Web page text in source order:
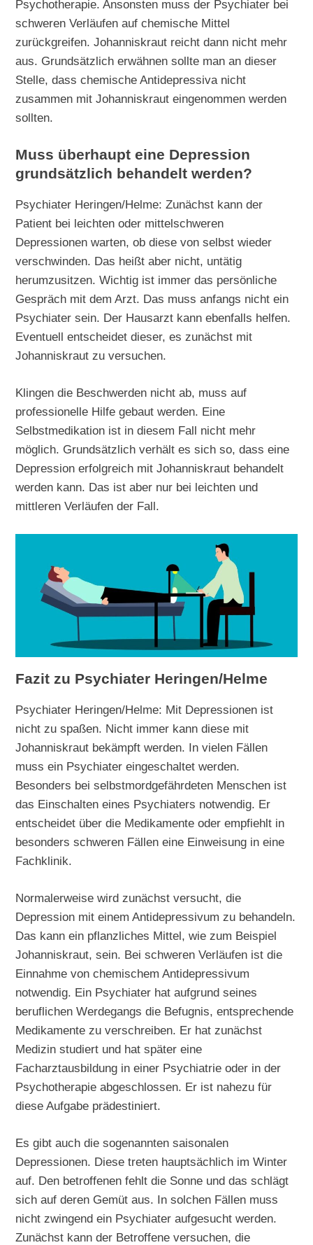
Psychotherapie. Ansonsten muss der Psychiater bei
schweren Verläufen auf chemische Mittel
zurückgreifen. Johanniskraut reicht dann nicht mehr
aus. Grundsätzlich erwähnen sollte man an dieser
Stelle, dass chemische Antidepressiva nicht
zusammen mit Johanniskraut eingenommen werden
sollten.
Muss überhaupt eine Depression
grundsätzlich behandelt werden?
Psychiater Heringen/Helme: Zunächst kann der
Patient bei leichten oder mittelschweren
Depressionen warten, ob diese von selbst wieder
verschwinden. Das heißt aber nicht, untätig
herumzusitzen. Wichtig ist immer das persönliche
Gespräch mit dem Arzt. Das muss anfangs nicht ein
Psychiater sein. Der Hausarzt kann ebenfalls helfen.
Eventuell entscheidet dieser, es zunächst mit
Johanniskraut zu versuchen.
Klingen die Beschwerden nicht ab, muss auf
professionelle Hilfe gebaut werden. Eine
Selbstmedikation ist in diesem Fall nicht mehr
möglich. Grundsätzlich verhält es sich so, dass eine
Depression erfolgreich mit Johanniskraut behandelt
werden kann. Das ist aber nur bei leichten und
mittleren Verläufen der Fall.
Fazit zu Psychiater Heringen/Helme
Psychiater Heringen/Helme: Mit Depressionen ist
nicht zu spaßen. Nicht immer kann diese mit
Johanniskraut bekämpft werden. In vielen Fällen
muss ein Psychiater eingeschaltet werden.
Besonders bei selbstmordgefährdeten Menschen ist
das Einschalten eines Psychiaters notwendig. Er
entscheidet über die Medikamente oder empfiehlt in
besonders schweren Fällen eine Einweisung in eine
Fachklinik.
Normalerweise wird zunächst versucht, die
Depression mit einem Antidepressivum zu behandeln.
Das kann ein pflanzliches Mittel, wie zum Beispiel
Johanniskraut, sein. Bei schweren Verläufen ist die
Einnahme von chemischem Antidepressivum
notwendig. Ein Psychiater hat aufgrund seines
beruflichen Werdegangs die Befugnis, entsprechende
Medikamente zu verschreiben. Er hat zunächst
Medizin studiert und hat später eine
Facharztausbildung in einer Psychiatrie oder in der
Psychotherapie abgeschlossen. Er ist nahezu für
diese Aufgabe prädestiniert.
Es gibt auch die sogenannten saisonalen
Depressionen. Diese treten hauptsächlich im Winter
auf. Den betroffenen fehlt die Sonne und das schlägt
sich auf deren Gemüt aus. In solchen Fällen muss
nicht zwingend ein Psychiater aufgesucht werden.
Zunächst kann der Betroffene versuchen, die